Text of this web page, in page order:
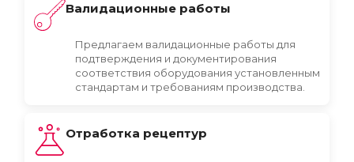
Валидационные работы
Предлагаем валидационные работы для
подтверждения и документирования
соответствия оборудования установленным
стандартам и требованиям производства.
Отработка рецептур